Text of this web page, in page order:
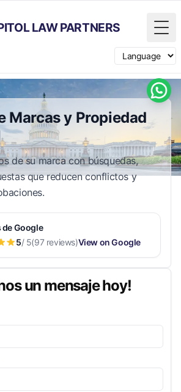
LAW PARTNERS
Switch
Marcas y Propiedad
de su marca con búsquedas,
que reducen conflictos y
de Google
5/ 5(97 reviews)View on Google
un mensaje hoy!